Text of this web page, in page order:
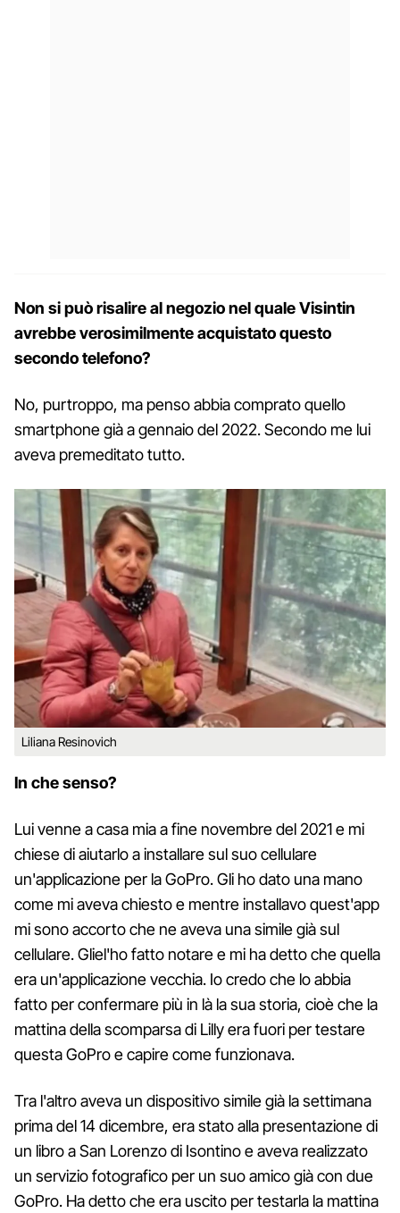
Non si può risalire al negozio nel quale Visintin
avrebbe verosimilmente acquistato questo
secondo telefono?
No, purtroppo, ma penso abbia comprato quello
smartphone già a gennaio del 2022. Secondo me lui
aveva premeditato tutto.
Liliana Resinovich
In che senso?
Lui venne a casa mia a fine novembre del 2021 e mi
chiese di aiutarlo a installare sul suo cellulare
un'applicazione per la GoPro. Gli ho dato una mano
come mi aveva chiesto e mentre installavo quest'app
mi sono accorto che ne aveva una simile già sul
cellulare. Gliel'ho fatto notare e mi ha detto che quella
era un'applicazione vecchia. Io credo che lo abbia
fatto per confermare più in là la sua storia, cioè che la
mattina della scomparsa di Lilly era fuori per testare
questa GoPro e capire come funzionava.
Tra l'altro aveva un dispositivo simile già la settimana
prima del 14 dicembre, era stato alla presentazione di
un libro a San Lorenzo di Isontino e aveva realizzato
un servizio fotografico per un suo amico già con due
GoPro. Ha detto che era uscito per testarla la mattina